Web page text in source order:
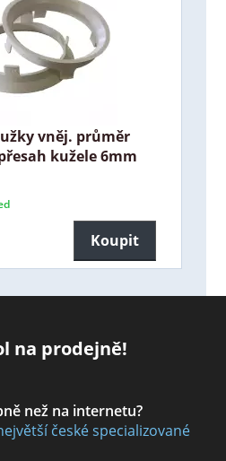
vněj. průměr
kužele 6mm
Koupit
na prodejně!
než na internetu?
české specializované